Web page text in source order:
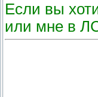
Если вы
или мне в